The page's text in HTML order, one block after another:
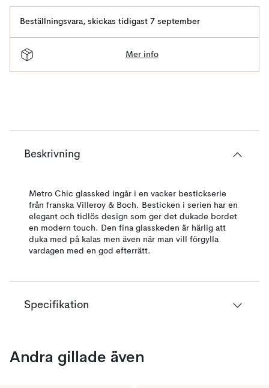
Beställningsvara, skickas tidigast 7 september
Mer info
Beskrivning
Metro Chic glassked ingår i en vacker bestickserie
från franska Villeroy & Boch. Besticken i serien har en
elegant och tidlös design som ger det dukade bordet
en modern touch. Den fina glasskeden är härlig att
duka med på kalas men även när man vill förgylla
vardagen med en god efterrätt.
Specifikation
Andra gillade även